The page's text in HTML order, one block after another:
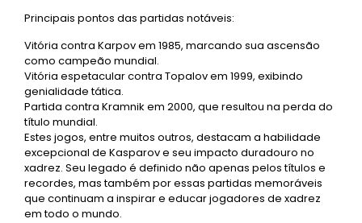
Principais pontos das partidas notáveis:
Vitória contra Karpov em 1985, marcando sua ascensão
como campeão mundial.
Vitória espetacular contra Topalov em 1999, exibindo
genialidade tática.
Partida contra Kramnik em 2000, que resultou na perda do
título mundial.
Estes jogos, entre muitos outros, destacam a habilidade
excepcional de Kasparov e seu impacto duradouro no
xadrez. Seu legado é definido não apenas pelos títulos e
recordes, mas também por essas partidas memoráveis
que continuam a inspirar e educar jogadores de xadrez
em todo o mundo.